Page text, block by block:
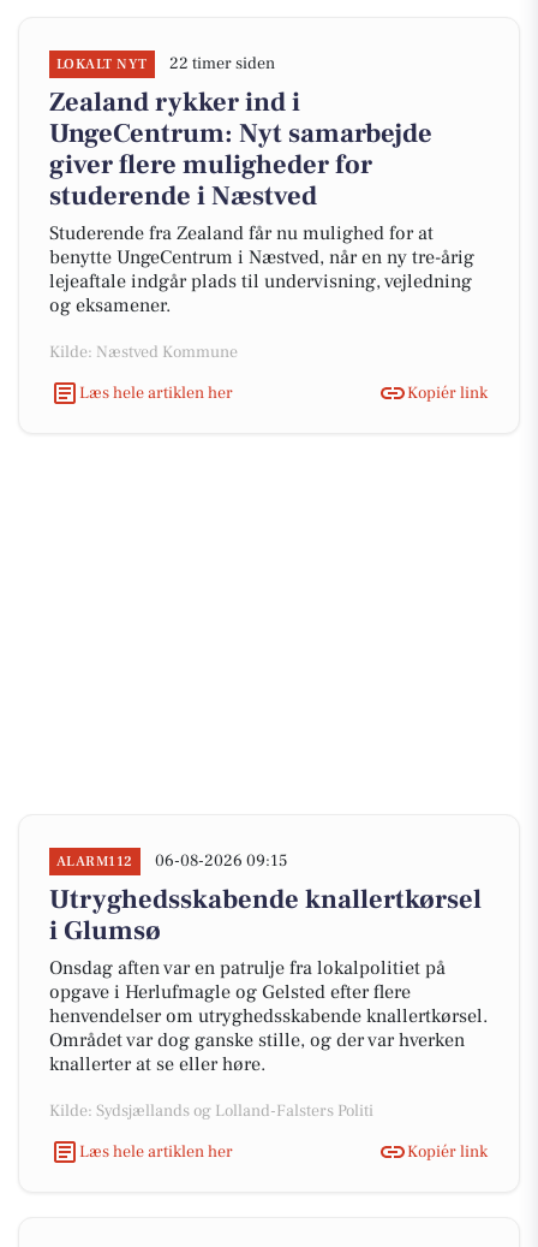
LOKALT NYT 22 timer siden
Zealand rykker ind i
UngeCentrum: Nyt samarbejde
giver flere muligheder for
studerende i Næstved
Studerende fra Zealand får nu mulighed for at
benytte UngeCentrum i Næstved, når en ny tre-årig
lejeaftale indgår plads til undervisning, vejledning
og eksamener.
Kilde: Næstved Kommune
Læs hele artiklen her
Kopiér link
ALARM112 06-08-2026 09:15
Utryghedsskabende knallertkørsel
i Glumsø
Onsdag aften var en patrulje fra lokalpolitiet på
opgave i Herlufmagle og Gelsted efter flere
henvendelser om utryghedsskabende knallertkørsel.
Området var dog ganske stille, og der var hverken
knallerter at se eller høre.
Kilde: Sydsjællands og Lolland-Falsters Politi
Læs hele artiklen her
Kopiér link